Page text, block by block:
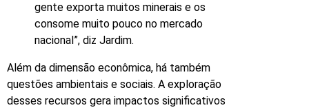
gente exporta muitos minerais e os
consome muito pouco no mercado
nacional”, diz Jardim.
Além da dimensão econômica, há também
questões ambientais e sociais. A exploração
desses recursos gera impactos significativos